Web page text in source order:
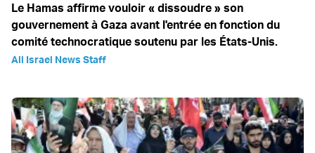
Le Hamas affirme vouloir « dissoudre » son
gouvernement à Gaza avant l'entrée en fonction du
comité technocratique soutenu par les États-Unis.
All Israel News Staff